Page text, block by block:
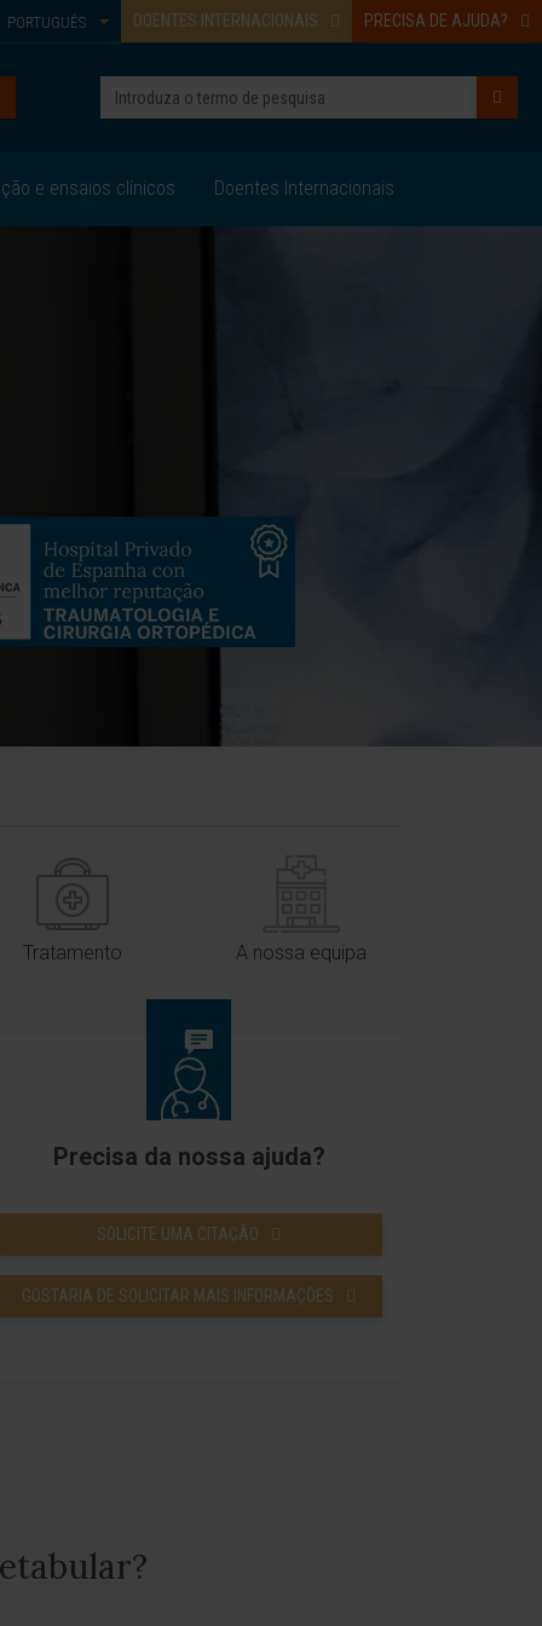
DOENTES INTERNACIONAIS PRECISA DE AJUDA?
PORTUGUÊS
e ensaios clínicos Doentes Internacionais
Tratamento A nossa equipa
Precisa da nossa ajuda?
SOLICITE UMA CITAÇÃO
GOSTARIA DE SOLICITAR MAIS INFORMAÇÕES